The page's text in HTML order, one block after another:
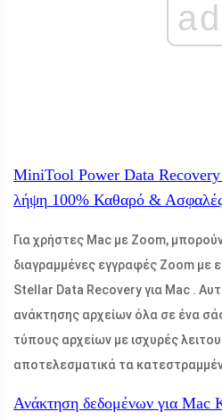
ad
MiniTool Power Data
λήψη 100% Καθαρό &
Για χρήστες Mac με Zoom,
διαγραμμένες εγγραφές Zoom με
Stellar Data Recovery για Mac .
ανάκτησης αρχείων όλα σε ένα
τύπους αρχείων με ισχυρές
αποτελεσματικά τα
Ανάκτηση δεδομένων για Mac